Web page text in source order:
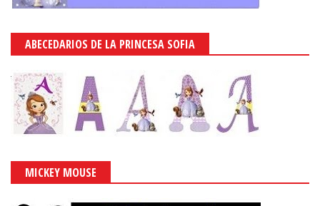
ABECEDARIOS DE LA PRINCESA SOFIA
MICKEY MOUSE